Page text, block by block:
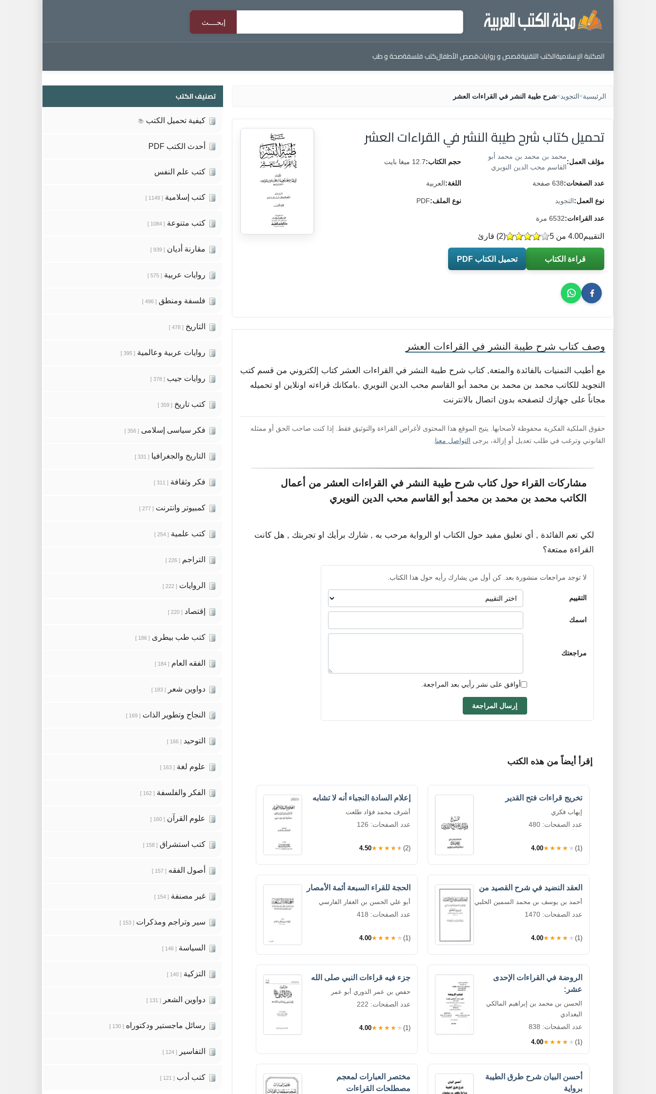
المكتبة الإسلاميةالكتب التقنيةقصص و رواياتقصص الأطفالكتب فلسفةصحة و طب
الرئيسية>التجويد>شرح طيبة النشر في القراءات العشر
تحميل كتاب شرح طيبة النشر في القراءات العشر
مؤلف العمل:
محمد بن محمد بن محمد أبو
القاسم محب الدين النويري
حجم الكتاب:12.7 ميغا بايت
عدد الصفحات:638 صفحة اللغة:العربية
نوع العمل:التجويد نوع الملف:PDF
عدد القراءات:6532 مرة
التقييم (
2) قارئ 4.00 من 5
قراءة الكتاب تحميل الكتاب PDF
وصف كتاب شرح طيبة النشر في القراءات العشر
مع أطيب التمنيات بالفائدة والمتعة, كتاب شرح طيبة النشر في القراءات العشر كتاب إلكتروني من قسم كتب
التجويد للكاتب محمد بن محمد بن محمد أبو القاسم محب الدين النويري .بامكانك قراءته اونلاين او تحميله
مجاناً على جهازك لتصفحه بدون اتصال بالانترنت
حقوق الملكية الفكرية محفوظة لأصحابها. يتيح الموقع هذا المحتوى لأغراض القراءة والتوثيق فقط. إذا كنت صاحب الحق أو ممثله
القانوني وترغب في طلب تعديل أو إزالة، يرجى التواصل معنا
مشاركات القراء حول كتاب شرح طيبة النشر في القراءات العشر من أعمال
الكاتب محمد بن محمد بن محمد أبو القاسم محب الدين النويري
لكي تعم الفائدة , أي تعليق مفيد حول الكتاب او الرواية مرحب به , شارك برأيك او تجربتك , هل كانت
القراءة ممتعة؟
لا توجد مراجعات منشورة بعد. كن أول من يشارك رأيه حول هذا الكتاب.
التقييم
اسمك
مراجعتك
أوافق على نشر رأيي بعد المراجعة.
إرسال المراجعة
إقرأ أيضاً من هذه الكتب
تخريج قراءات فتح القدير
إيهاب فكري
عدد الصفحات: 480
4.00★★★★★ (1)
إعلام السادة النجباء أنه لا تشابه
أشرف محمد فؤاد طلعت
عدد الصفحات: 126
4.50★★★★★ (2)
العقد النضيد في شرح القصيد من
أحمد بن يوسف بن محمد السمين الحلبي
عدد الصفحات: 1470
4.00★★★★★ (1)
الحجة للقراء السبعة أئمة الأمصار
أبو علي الحسن بن الغفار الفارسي
عدد الصفحات: 418
4.00★★★★★ (1)
الروضة في القراءات الإحدى
عشر:
الحسن بن محمد بن إبراهيم المالكي
البغدادي
عدد الصفحات: 838
4.00★★★★★ (1)
جزء فيه قراءات النبي صلى الله
حفص بن عمر الدوري أبو عمر
عدد الصفحات: 222
4.00★★★★★ (1)
أحسن البيان شرح طرق الطيبة
برواية
مختصر العبارات لمعجم
مصطلحات القراءات
تصنيف الكتب
كيفية تحميل الكتب 📚
أحدث الكتب PDF
كتب علم النفس
كتب إسلامية [ 1149 ]
كتب متنوعة [ 1084 ]
مقارنة أديان [ 939 ]
روايات عربية [ 575 ]
فلسفة ومنطق [ 496 ]
التاريخ [ 478 ]
روايات عربية وعالمية [ 395 ]
روايات جيب [ 378 ]
كتب تاريخ [ 359 ]
فكر سياسى إسلامى [ 356 ]
التاريخ والجغرافيا [ 331 ]
فكر وثقافة [ 311 ]
كمبيوتر وانترنت [ 277 ]
كتب علمية [ 254 ]
التراجم [ 226 ]
الروايات [ 222 ]
إقتصاد [ 220 ]
كتب طب بيطرى [ 186 ]
الفقه العام [ 184 ]
دواوين شعر [ 183 ]
النجاح وتطوير الذات [ 169 ]
التوحيد [ 166 ]
علوم لغة [ 163 ]
الفكر والفلسفة [ 162 ]
علوم القرآن [ 160 ]
كتب استشراق [ 158 ]
أصول الفقه [ 157 ]
غير مصنفة [ 154 ]
سير وتراجم ومذكرات [ 153 ]
السياسة [ 146 ]
التزكية [ 140 ]
دواوين الشعر [ 131 ]
رسائل ماجستير ودكتوراه [ 130 ]
التفاسير [ 124 ]
كتب أدب [ 121 ]